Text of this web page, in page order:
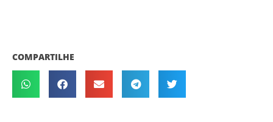
COMPARTILHE